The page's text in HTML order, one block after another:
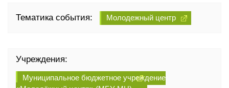
Тематика события: Молодежный центр
Учреждения:
Муниципальное бюджетное учреждение